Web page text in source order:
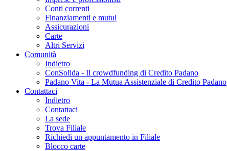
Conti correnti
Finanziamenti e mutui
Assicurazioni
Carte
Altri Servizi
Comunità
Indietro
ConSolida - Il crowdfunding di Credito Padano
Padano Vita - La Mutua Assistenziale di Credito Padano
Contattaci
Indietro
Contattaci
La sede
Trova Filiale
Richiedi un appuntamento in Filiale
Blocco carte